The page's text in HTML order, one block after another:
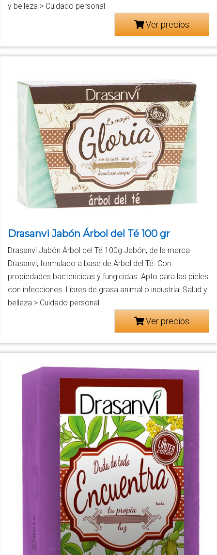
y belleza > Cuidado personal
Ver precios
Drasanvi Jabón Árbol del Té 100 gr
Drasanvi Jabón Árbol del Té 100g Jabón, de la marca
Drasanvi, formulado a base de Árbol del Té. Con
propiedades bactericidas y fungicidas. Apto para las pieles
con infecciones. Libres de grasa animal o industrial.Salud y
belleza > Cuidado personal
Ver precios